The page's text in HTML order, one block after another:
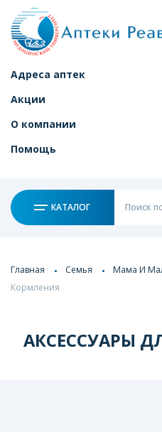
Адреса аптек
Акции
О компании
Помощь
КАТАЛОГ
Главная Семья Мама И
Кормления
АКСЕССУАРЫ